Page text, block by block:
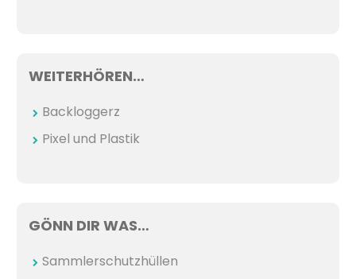
WEITERHÖREN…
Backloggerz
Pixel und Plastik
GÖNN DIR WAS…
Sammlerschutzhüllen